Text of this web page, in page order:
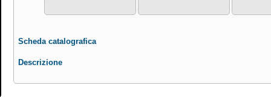
Scheda catalografica
Descrizione